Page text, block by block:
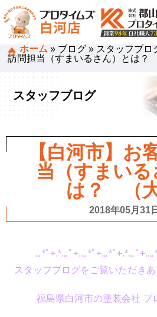
ホーム » ブログ » スタッフブロ
訪問担当（すまいるさん）とは？
スタッフブログ
【白河市】お
当（すまいる
は？ （大
2018年05月31
.｡*ﾟ+.*.｡ﾟ+..｡*ﾟ+.｡*ﾟ+.*.｡ﾟ+..｡
スタッフブログをご覧いただきあ
福島県白河市の塗装会社 プ